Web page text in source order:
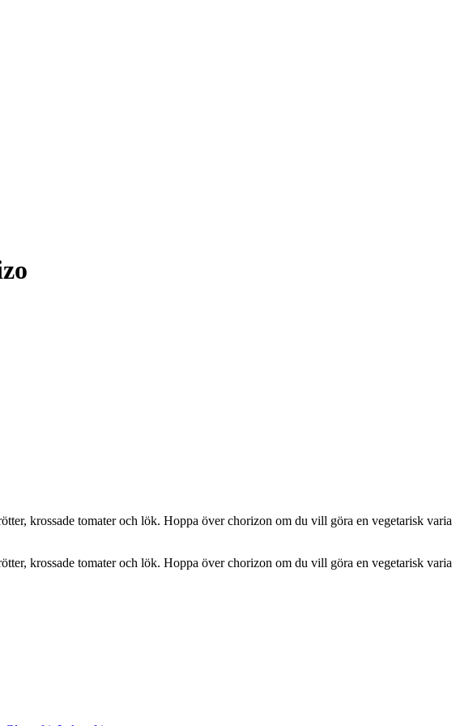
krossade tomater och lök. Hoppa över chorizon om du vill göra en vegetarisk
krossade tomater och lök. Hoppa över chorizon om du vill göra en vegetarisk